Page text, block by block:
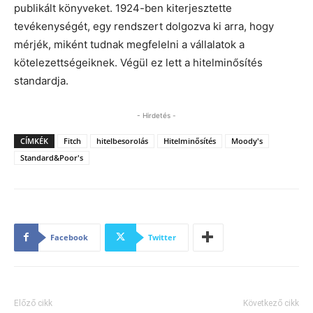
publikált könyveket. 1924-ben kiterjesztette
tevékenységét, egy rendszert dolgozva ki arra, hogy
mérjék, miként tudnak megfelelni a vállalatok a
kötelezettségeiknek. Végül ez lett a hitelminősítés
standardja.
- Hirdetés -
CÍMKÉK Fitch hitelbesorolás Hitelminősítés
Moody's
Standard&Poor's
Facebook Twitter
Előző cikk Következő cikk